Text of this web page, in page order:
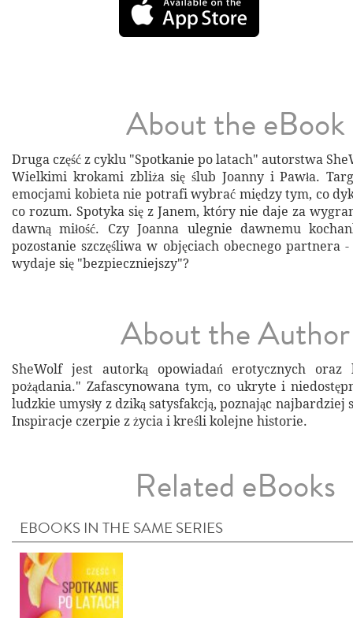
About the eBook
Druga część z cyklu "Spotkanie po latach" autorstwa
Wielkimi krokami zbliża się ślub Joanny i Pawła.
emocjami kobieta nie potrafi wybrać między tym, co
co rozum. Spotyka się z Janem, który nie daje za
dawną miłość. Czy Joanna ulegnie dawnemu
pozostanie szczęśliwa w objęciach obecnego partnera
wydaje się "bezpieczniejszy"?
About the Author
SheWolf jest autorką opowiadań erotycznych oraz
pożądania." Zafascynowana tym, co ukryte i
ludzkie umysły z dziką satysfakcją, poznając
Inspiracje czerpie z życia i kreśli kolejne historie.
Related eBooks
EBOOKS IN THE SAME SERIES